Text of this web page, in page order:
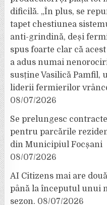
dificilă. „În plus, se
tapet chestiunea
anti-grindină, deși
spus foarte clar că
a adus numai
susține Vasilică Pamfil,
liderii fermierilor
08/07/2026
Se prelungesc
pentru parcările
din Municipiul Focșani
08/07/2026
AI Citizens mai are
până la începutul unui
sezon. 08/07/2026